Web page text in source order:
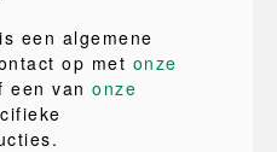
een algemene
op met onze
een van onze